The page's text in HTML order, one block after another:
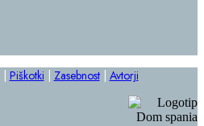
Piškotki Zasebnost| Avtorji